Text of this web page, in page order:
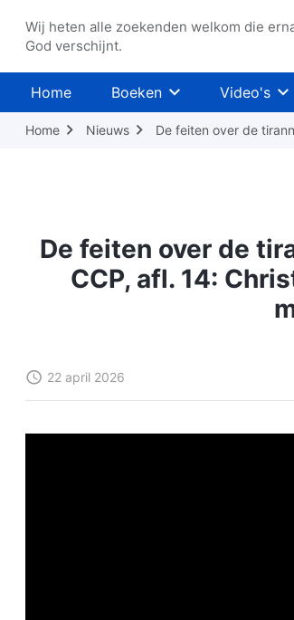
Wij heten alle zoekenden welkom die
God verschijnt.
Home Boeken Video's
Home Nieuws De feiten over de
De feiten over de
CCP, afl. 14:
22 april 2026